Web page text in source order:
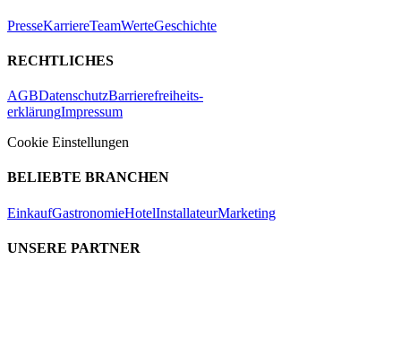
PresseKarriereTeamWerteGeschichte
RECHTLICHES
AGBDatenschutzBarrierefreiheits-
erklärungImpressum
Cookie Einstellungen
BELIEBTE BRANCHEN
EinkaufGastronomieHotelInstallateurMarketing
UNSERE PARTNER